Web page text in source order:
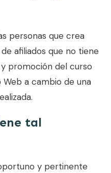
personas que crea
afiliados que no tiene
promoción del curso
a cambio de una
tal
y pertinente